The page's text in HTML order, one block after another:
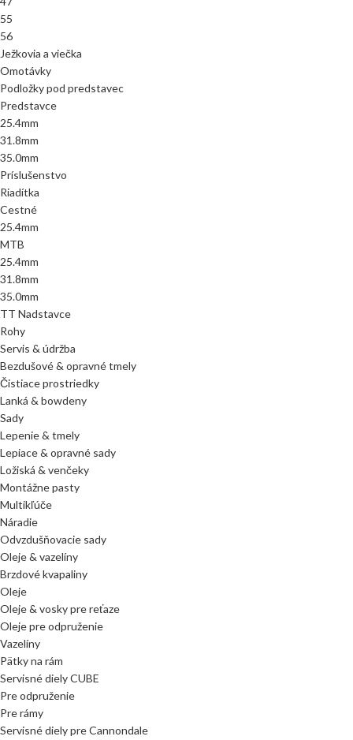
55
56
Ježkovia a viečka
Omotávky
Podložky pod predstavec
Predstavce
25.4mm
31.8mm
35.0mm
Príslušenstvo
Riadítka
Cestné
25.4mm
MTB
25.4mm
31.8mm
35.0mm
TT Nadstavce
Rohy
Servis & údržba
Bezdušové & opravné tmely
Čistiace prostriedky
Lanká & bowdeny
Sady
Lepenie & tmely
Lepiace & opravné sady
Ložiská & venčeky
Montážne pasty
Multikľúče
Náradie
Odvzdušňovacie sady
Oleje & vazelíny
Brzdové kvapaliny
Oleje
Oleje & vosky pre reťaze
Oleje pre odpruženie
Vazelíny
Pätky na rám
Servisné diely CUBE
Pre odpruženie
Pre rámy
Servisné diely pre Cannondale